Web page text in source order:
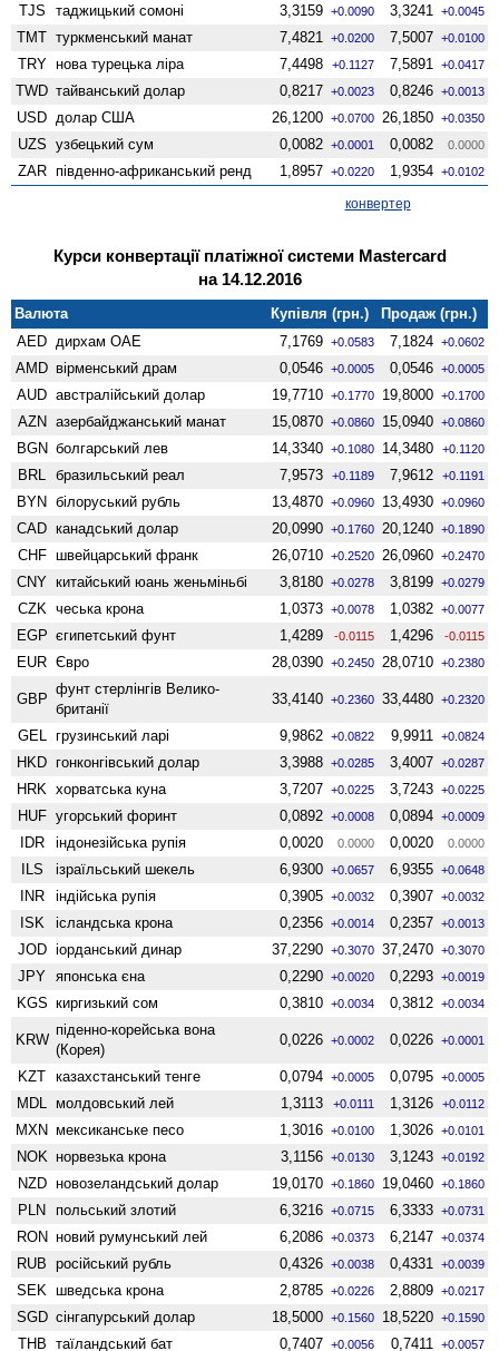
TJS таджицький сомоні 3,3159 +0.0090 3,3241 +0.0045
TMT туркменський манат 7,4821 +0.0200 7,5007 +0.0100
TRY нова турецька ліра 7,4498 +0.1127 7,5891 +0.0417
TWD тайванський долар 0,8217 +0.0023 0,8246 +0.0013
USD долар США 26,1200 +0.0700 26,1850 +0.0350
UZS узбецький сум 0,0082 +0.0001 0,0082 0.0000
ZAR південно-африканський ренд 1,8957 +0.0220 1,9354 +0.0102
конвертер
Курси конвертації платіжної системи Mastercard
на 14.12.2016
Валюта Купівля (грн.)
Продаж (грн.)
AED дирхам ОАЕ 7,1769 +0.0583 7,1824 +0.0602
AMD вiрменський драм 0,0546 +0.0005 0,0546 +0.0005
AUD австралійський долар 19,7710 +0.1770 19,8000 +0.1700
AZN азербайджанський манат 15,0870 +0.0860 15,0940 +0.0860
BGN болгарський лев 14,3340 +0.1080 14,3480 +0.1120
BRL бразильський реал 7,9573 +0.1189 7,9612 +0.1191
BYN білоруський рубль 13,4870 +0.0960 13,4930 +0.0960
CAD канадський долар 20,0990 +0.1760 20,1240 +0.1890
CHF швейцарський франк 26,0710 +0.2520 26,0960 +0.2470
CNY китайський юань женьмiньбi 3,8180 +0.0278 3,8199 +0.0279
CZK чеська крона 1,0373 +0.0078 1,0382 +0.0077
EGP єгипетський фунт 1,4289 -0.0115 1,4296 -0.0115
EUR Євро 28,0390 +0.2450 28,0710 +0.2380
GBP
фунт стерлінгів Велико­
британії
33,4140 +0.2360 33,4480 +0.2320
GEL грузинський ларі 9,9862 +0.0822 9,9911 +0.0824
HKD гонконгівський долар 3,3988 +0.0285 3,4007 +0.0287
HRK хорватська куна 3,7207 +0.0225 3,7243 +0.0225
HUF угорський форинт 0,0892 +0.0008 0,0894 +0.0009
IDR індонезійська рупія 0,0020 0.0000 0,0020 0.0000
ILS ізраїльський шекель 6,9300 +0.0657 6,9355 +0.0648
INR індійська рупія 0,3905 +0.0032 0,3907 +0.0032
ISK ісландська крона 0,2356 +0.0014 0,2357 +0.0013
JOD іорданський динар 37,2290 +0.3070 37,2470 +0.3070
JPY японська єна 0,2290 +0.0020 0,2293 +0.0019
KGS киргизький сом 0,3810 +0.0034 0,3812 +0.0034
KRW
піденно-корейська вона
(Корея)
0,0226 +0.0002 0,0226 +0.0001
KZT казахстанський тенге 0,0794 +0.0005 0,0795 +0.0005
MDL молдовський лей 1,3113 +0.0111 1,3126 +0.0112
MXN мексиканське песо 1,3016 +0.0100 1,3026 +0.0101
NOK норвезька крона 3,1156 +0.0130 3,1243 +0.0192
NZD ново­зеландський долар 19,0170 +0.1860 19,0460 +0.1860
PLN польський злотий 6,3216 +0.0715 6,3333 +0.0731
RON новий румунський лей 6,2086 +0.0373 6,2147 +0.0374
RUB російський рубль 0,4326 +0.0038 0,4331 +0.0039
SEK шведська крона 2,8785 +0.0226 2,8809 +0.0217
SGD сінгапурський долар 18,5000 +0.1560 18,5220 +0.1590
THB таїландський бат 0,7407 +0.0056 0,7411 +0.0057